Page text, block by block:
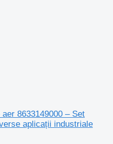
8633149000 – Set
aplicații industriale